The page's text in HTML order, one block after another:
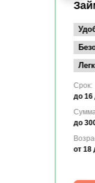
Срок:
до 16
до
от 18